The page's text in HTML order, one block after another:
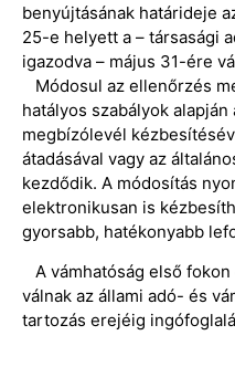
benyújtásának határideje
25-e helyett a – társasági
igazodva – május 31-ére
Módosul az ellenőrzés
hatályos szabályok
megbízólevél
átadásával vagy az
kezdődik. A módosítás
elektronikusan is
gyorsabb, hatékonyabb
A vámhatóság első
válnak az állami adó- és
tartozás erejéig